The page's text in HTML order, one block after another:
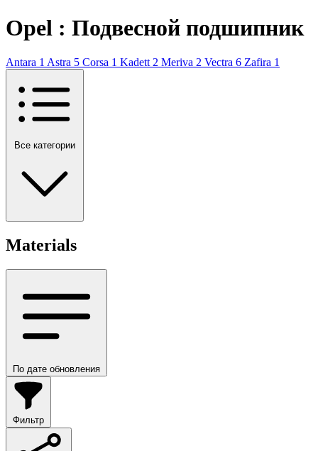
Opel : Подвесной подшипник
Antara 1 Astra 5 Corsa 1 Kadett 2 Meriva 2 Vectra 6 Zafira 1
Все категории
Materials
По дате обновления
Фильтр